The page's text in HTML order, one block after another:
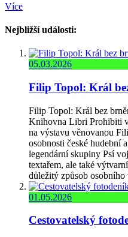
Více
Nejbližší události:
05.03.2026
Filip Topol: Král
Filip Topol: Král bez
Knihovna Libri Prohibiti
na výstavu věnovanou
osobnosti české hudební
legendární skupiny Psí
textařem, ale také
důležitý způsob
01.05.2026
Cestovatelský